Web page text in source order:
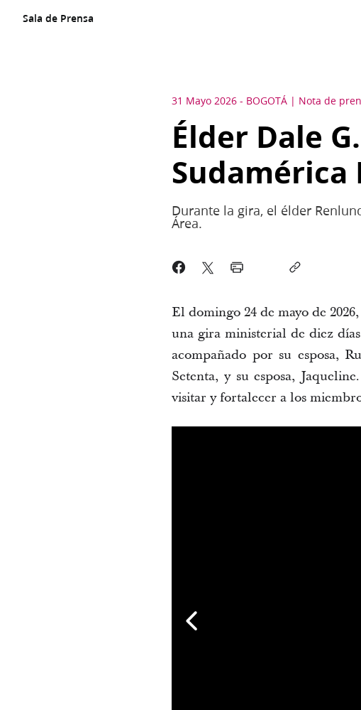
Sala de Prensa
31 Mayo 2026 - BOGOTÁ Nota de
Élder Dale
Sudamérica
Durante la gira, el élder
Área.
El domingo 24 de mayo de
una gira ministerial de diez
acompañado por su esposa,
Setenta, y su esposa,
visitar y fortalecer a los